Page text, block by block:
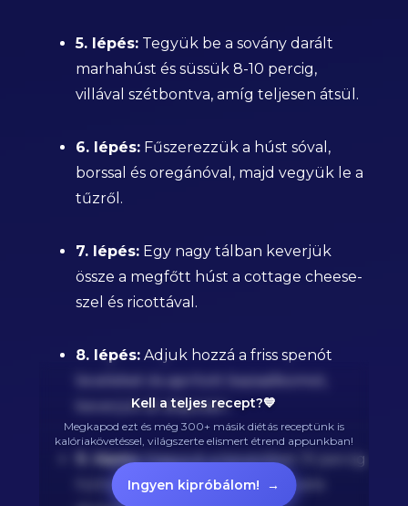
5. lépés:Tegyük be a sovány darált
marhahúst és süssük 8-10 percig,
villával szétbontva, amíg teljesen átsül.
6. lépés:Fűszerezzük a húst sóval,
borssal és oregánóval, majd vegyük le a
tűzről.
7. lépés:Egy nagy tálban keverjük
össze a megfőtt húst a cottage cheese-
szel és ricottával.
8. lépés:Adjuk hozzá a friss spenót
leveleket és aprított bazsalikomot,
keverjük át alaposan.
9. lépés:Hagyjuk a keveréket 10 percig
hűlni, hogy könnyebb legyen vele
Kell a teljes recept?💙
Megkapod ezt és még 300+ másik diétás receptünk is
kalóriakövetéssel, világszerte elismert étrend appunkban!
Ingyen kipróbálom! →